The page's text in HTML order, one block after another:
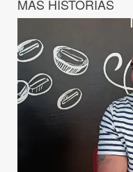
MÁS HISTORIAS